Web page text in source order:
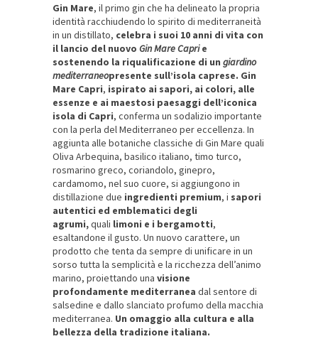
Gin Mare, il primo gin che ha delineato la propria
identità racchiudendo lo spirito di mediterraneità
in un distillato, celebra i suoi 10 anni di vita con
il lancio del nuovo Gin Mare Caprie
sostenendo la riqualificazione di un giardino
mediterraneopresente sull’isola caprese. Gin
Mare Capri, ispirato ai sapori, ai colori, alle
essenze e ai maestosi paesaggi dell’iconica
isola di Capri, conferma un sodalizio importante
con la perla del Mediterraneo per eccellenza. In
aggiunta alle botaniche classiche di Gin Mare quali
Oliva Arbequina, basilico italiano, timo turco,
rosmarino greco, coriandolo, ginepro,
cardamomo, nel suo cuore, si aggiungono in
distillazione due ingredienti premium, i sapori
autentici ed emblematici degli
agrumi,quali limoni e i bergamotti,
esaltandone il gusto. Un nuovo carattere, un
prodotto che tenta da sempre di unificare in un
sorso tutta la semplicità e la ricchezza dell’animo
marino, proiettando una visione
profondamente mediterranea dal sentore di
salsedine e dallo slanciato profumo della macchia
mediterranea. Un omaggio alla cultura e alla
bellezza della tradizione italiana.